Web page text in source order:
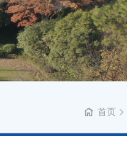
立法委托课题
智库自设课题
首页